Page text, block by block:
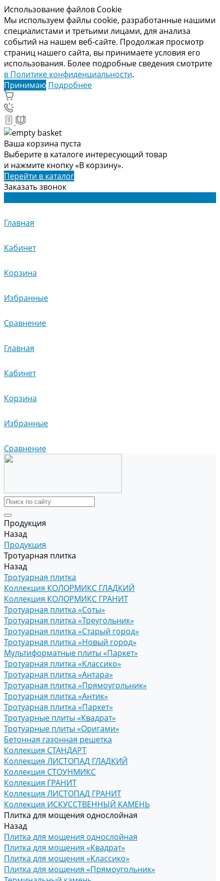
Использование файлов Cookie
Мы используем файлы cookie, разработанные нашими
специалистами и третьими лицами, для анализа
событий на нашем веб-сайте. Продолжая просмотр
страниц нашего сайта, вы принимаете условия его
использования. Более подробные сведения смотрите
в Политике конфиденциальности.
Принимаю Подробнее
Ваша корзина пуста
Выберите в каталоге интересующий товар
и нажмите кнопку «В корзину».
Перейти в каталог
Заказать звонок
Главная
Кабинет
Корзина
Избранные
Сравнение
Главная
Кабинет
Корзина
Избранные
Сравнение
Продукция
Назад
Продукция
Тротуарная плитка
Назад
Тротуарная плитка
Коллекция КОЛОРМИКС ГЛАДКИЙ
Коллекция КОЛОРМИКС ГРАНИТ
Тротуарная плитка «Соты»
Тротуарная плитка «Треугольник»
Тротуарная плитка «Старый город»
Тротуарная плитка «Новый город»
Мультиформатные плиты «Паркет»
Тротуарная плитка «Классико»
Тротуарная плитка «Антара»
Тротуарная плитка «Прямоугольник»
Тротуарная плитка «Антик»
Тротуарная плитка «Паркет»
Тротуарные плиты «Квадрат»
Тротуарные плиты «Оригами»
Бетонная газонная решетка
Коллекция СТАНДАРТ
Коллекция ЛИСТОПАД ГЛАДКИЙ
Коллекция СТОУНМИКС
Коллекция ГРАНИТ
Коллекция ЛИСТОПАД ГРАНИТ
Коллекция ИСКУССТВЕННЫЙ КАМЕНЬ
Плитка для мощения однослойная
Назад
Плитка для мощения однослойная
Плитка для мощения «Квадрат»
Плитка для мощения «Классико»
Плитка для мощения «Прямоугольник»